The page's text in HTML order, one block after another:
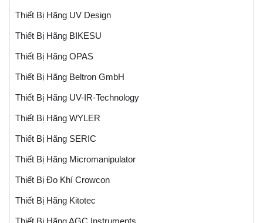
Thiết Bị Hãng UV Design
Thiết Bị Hãng BIKESU
Thiết Bị Hãng OPAS
Thiết Bị Hãng Beltron GmbH
Thiết Bị Hãng UV-IR-Technology
Thiết Bị Hãng WYLER
Thiết Bị Hãng SERIC
Thiết Bị Hãng Micromanipulator
Thiết Bị Đo Khí Crowcon
Thiết Bị Hãng Kitotec
Thiết Bị Hãng AGC Instruments